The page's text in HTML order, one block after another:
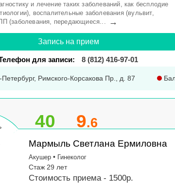
и лечение таких заболеваний, как бесплодие
воспалительные заболевания (вульвит,
(заболевания, передающиеся...
→
Запись на прием
для записи: 8 (812) 416-97-01
Петербург, Римского-Корсакова Пр., д. 87
40 9.6
Мармыль Светлана Ермиловна
Акушер • Гинеколог
Стаж 29 лет
Стоимость приема - 1500р.